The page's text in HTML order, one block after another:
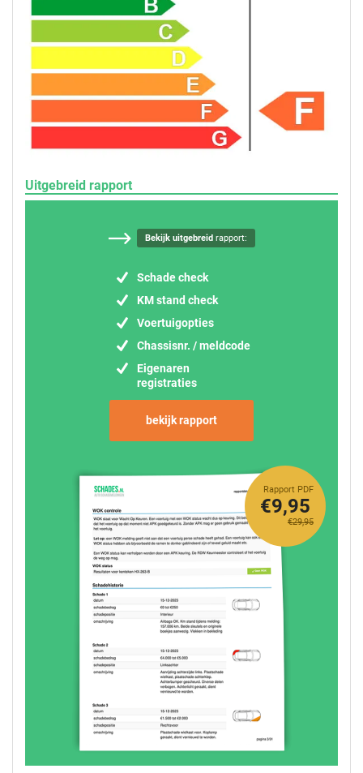
Uitgebreid rapport
Bekijk uitgebreidrapport:
Schade check
KM stand check
Voertuigopties
Chassisnr. / meldcode
Eigenaren
registraties
bekijk rapport
Rapport PDF
€29,95
€9,95